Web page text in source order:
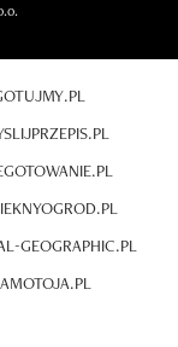
GEOGRAPHIC.PL